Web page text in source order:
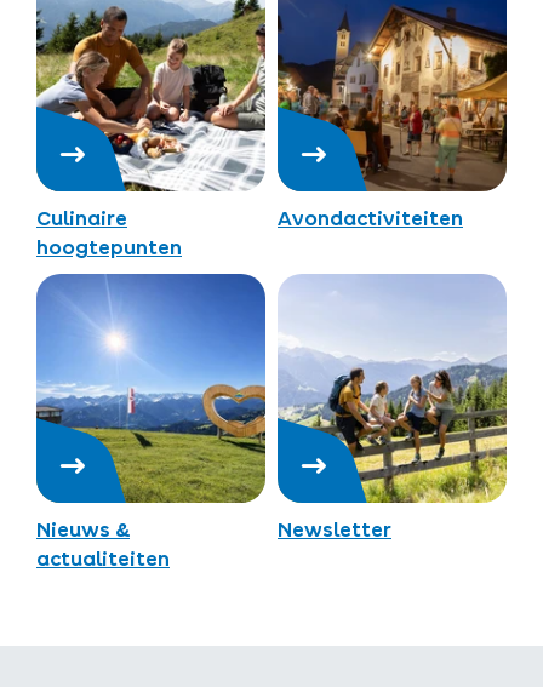
Culinaire
hoogtepunten
Avondactiviteiten
Nieuws &
actualiteiten
Newsletter